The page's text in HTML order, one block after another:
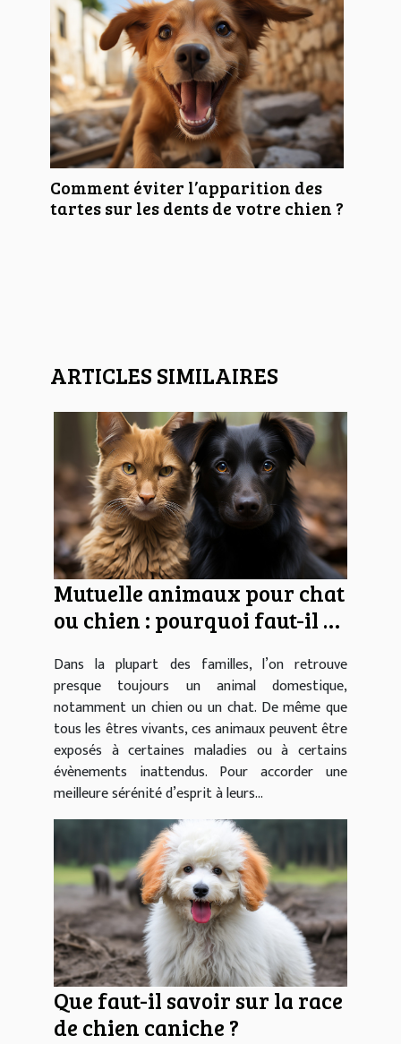
Comment éviter l’apparition des
tartes sur les dents de votre chien ?
ARTICLES SIMILAIRES
Mutuelle animaux pour chat
ou chien : pourquoi faut-il y
Dans la plupart des familles, l’on retrouve
presque toujours un animal domestique,
notamment un chien ou un chat. De même que
tous les êtres vivants, ces animaux peuvent être
exposés à certaines maladies ou à certains
évènements inattendus. Pour accorder une
meilleure sérénité d’esprit à leurs...
Que faut-il savoir sur la race
de chien caniche ?